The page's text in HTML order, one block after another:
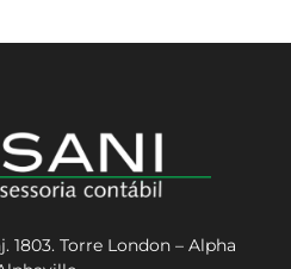
1803. Torre London – Alpha